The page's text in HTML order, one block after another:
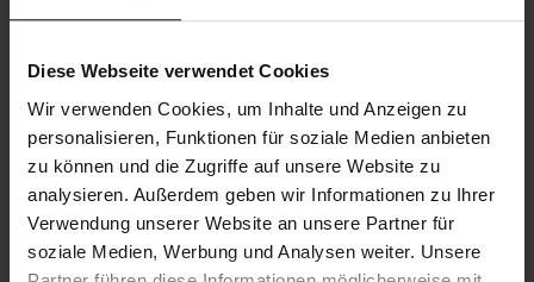
Diese Webseite verwendet Cookies
Wir verwenden Cookies, um Inhalte und Anzeigen zu
personalisieren, Funktionen für soziale Medien anbieten
zu können und die Zugriffe auf unsere Website zu
analysieren. Außerdem geben wir Informationen zu Ihrer
Verwendung unserer Website an unsere Partner für
soziale Medien, Werbung und Analysen weiter. Unsere